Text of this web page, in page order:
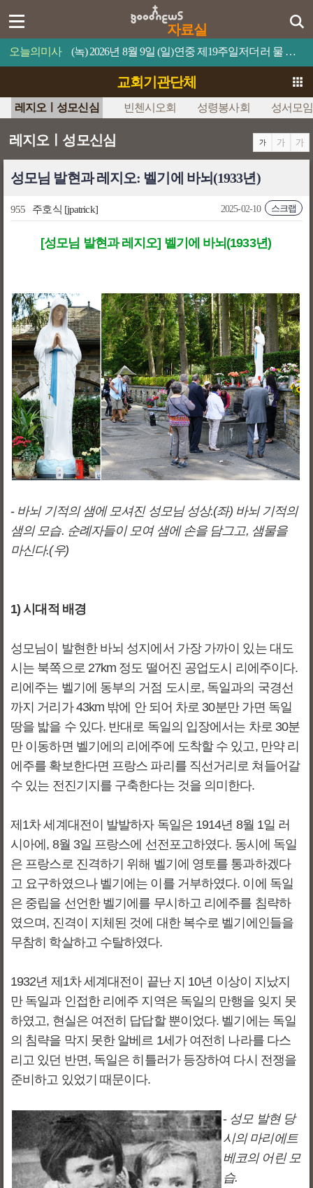
자료실
오늘의미사 (녹) 2026년 8월 9일 (일)연중 제19주일저더러 물 위로 걸어오라고 명령하십시오.
교회기관단체
레지오ㅣ성모신심 빈첸시오회 성령봉사회 성서모임
레지오ㅣ성모신심
성모님 발현과 레지오: 벨기에 바뇌(1933년)
955 주호식 [jpatrick] 스크랩
2025-02-10
[성모님 발현과 레지오] 벨기에 바뇌(1933년)
- 바뇌 기적의 샘에 모셔진 성모님 성상.(좌) 바뇌 기적의
샘의 모습. 순례자들이 모여 샘에 손을 담그고, 샘물을
마신다.(우)
1) 시대적 배경
성모님이 발현한 바뇌 성지에서 가장 가까이 있는 대도
시는 북쪽으로 27km 정도 떨어진 공업도시 리에주이다.
리에주는 벨기에 동부의 거점 도시로, 독일과의 국경선
까지 거리가 43km 밖에 안 되어 차로 30분만 가면 독일
땅을 밟을 수 있다. 반대로 독일의 입장에서는 차로 30분
만 이동하면 벨기에의 리에주에 도착할 수 있고, 만약 리
에주를 확보한다면 프랑스 파리를 직선거리로 쳐들어갈
수 있는 전진기지를 구축한다는 것을 의미한다.
제1차 세계대전이 발발하자 독일은 1914년 8월 1일 러
시아에, 8월 3일 프랑스에 선전포고하였다. 동시에 독일
은 프랑스로 진격하기 위해 벨기에 영토를 통과하겠다
고 요구하였으나 벨기에는 이를 거부하였다. 이에 독일
은 중립을 선언한 벨기에를 무시하고 리에주를 침략하
였으며, 진격이 지체된 것에 대한 복수로 벨기에인들을
무참히 학살하고 수탈하였다.
1932년 제1차 세계대전이 끝난 지 10년 이상이 지났지
만 독일과 인접한 리에주 지역은 독일의 만행을 잊지 못
하였고, 현실은 여전히 답답할 뿐이었다. 벨기에는 독일
의 침략을 막지 못한 알베르 1세가 여전히 나라를 다스
리고 있던 반면, 독일은 히틀러가 등장하여 다시 전쟁을
준비하고 있었기 때문이다.
- 성모 발현 당
시의 마리에트
베코의 어린 모
습.